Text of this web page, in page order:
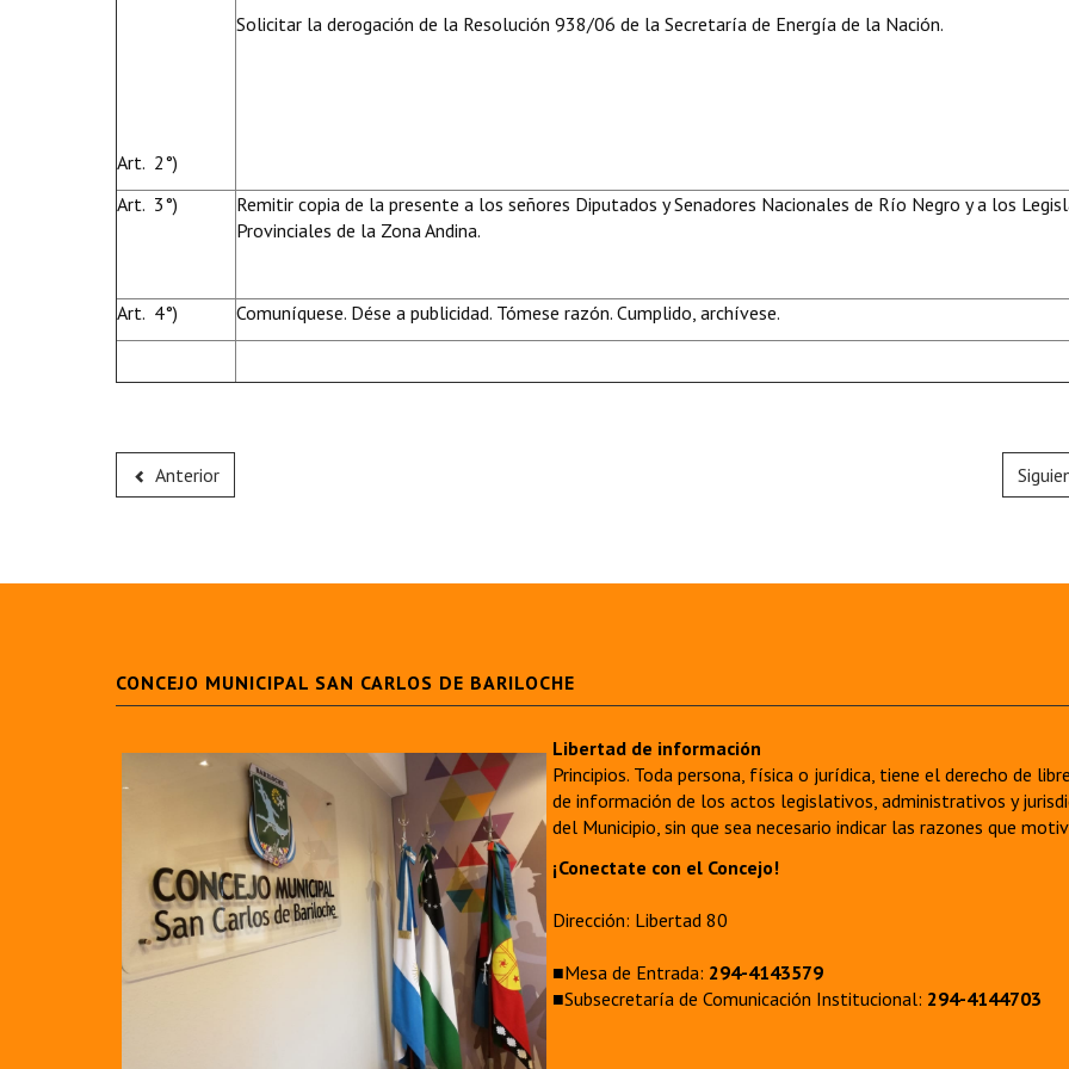
Art. 2°)
Solicitar la derogación de la Resolución 938/06 de la Secretaría de Energía de la Nación.
Art. 3°)
Remitir copia de la presente a los señores Diputados y Senadores Nacionales de Río Negro y a los
Provinciales de la Zona Andina.
Art. 4°) Comuníquese. Dése a publicidad. Tómese razón. Cumplido, archívese.
Anterior
CONCEJO MUNICIPAL SAN CARLOS DE BARILOCHE
Libertad de información
Principios. Toda persona, física o jurídica, tiene el derecho de
de información de los actos legislativos, administrativos y
del Municipio, sin que sea necesario indicar las razones que
¡Conectate con el Concejo!
Dirección: Libertad 80
■Mesa de Entrada: 294-4143579
■Subsecretaría de Comunicación Institucional: 294-4144703